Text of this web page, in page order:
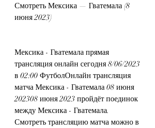
Смотреть Мексика — Гватемала (8
июня 2023)
Мексика - Гватемала прямая
трансляция онлайн сегодня 8/06/2023
в 02:00 ФутболОнлайн трансляция
матча Мексика - Гватемала 08 июня
202308 июня 2023 пройдёт поединок
между Мексика - Гватемала.
Смотреть трансляцию матча можно в